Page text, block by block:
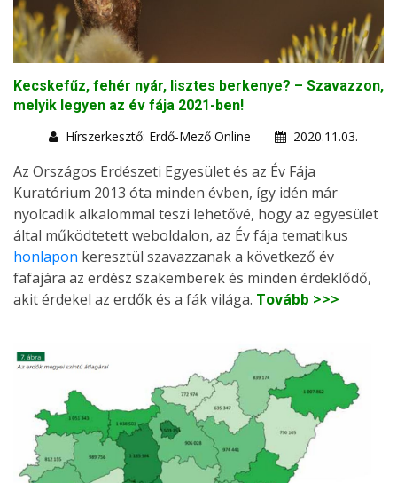
Kecskefűz, fehér nyár, lisztes berkenye? – Szavazzon,
melyik legyen az év fája 2021-ben!
Hírszerkesztő: Erdő-Mező Online
2020.11.03.
Az Országos Erdészeti Egyesület és az Év Fája
Kuratórium 2013 óta minden évben, így idén már
nyolcadik alkalommal teszi lehetővé, hogy az egyesület
által működtetett weboldalon, az Év fája tematikus
honlapon keresztül szavazzanak a következő év
fafajára az erdész szakemberek és minden érdeklődő,
akit érdekel az erdők és a fák világa. Tovább >>>